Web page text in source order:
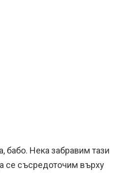
бабо. Нека забравим тази
се съсредоточим върху